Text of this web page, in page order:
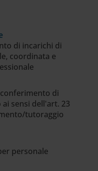
di incarichi di
coordinata e
di
sensi dell'art. 23
tutoraggio
personale